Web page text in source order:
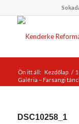
Ön itt áll: Kezdőlap /
Galéria – Farsangi
DSC10258_1